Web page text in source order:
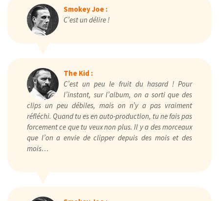
Smokey Joe :
C’est un délire !
The Kid :
C’est un peu le fruit du hasard ! Pour
l’instant, sur l’album, on a sorti que des
clips un peu débiles, mais on n’y a pas vraiment
réfléchi. Quand tu es en auto-production, tu ne fais pas
forcement ce que tu veux non plus. Il y a des morceaux
que l’on a envie de clipper depuis des mois et des
mois…